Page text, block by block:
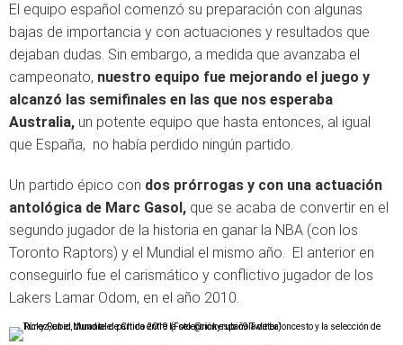
El equipo español comenzó su preparación con algunas
bajas de importancia y con actuaciones y resultados que
dejaban dudas. Sin embargo, a medida que avanzaba el
campeonato, nuestro equipo fue mejorando el juego y
alcanzó las semifinales en las que nos esperaba
Australia, un potente equipo que hasta entonces, al igual
que España, no había perdido ningún partido.
Un partido épico con dos prórrogas y con una actuación
antológica de Marc Gasol, que se acaba de convertir en el
segundo jugador de la historia en ganar la NBA (con los
Toronto Raptors) y el Mundial el mismo año. El anterior en
conseguirlo fue el carismático y conflictivo jugador de los
Lakers Lamar Odom, en el año 2010.